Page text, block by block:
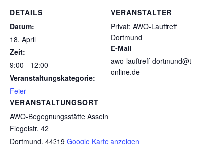
DETAILS
Datum:
18. April
Zeit:
9:00 - 12:00
Veranstaltungskategorie:
Feier
VERANSTALTUNGSORT
AWO-Begegnungsstätte Asseln
Flegelstr. 42
Dortmund, 44319 Google Karte anzeigen
VERANSTALTER
Privat: AWO-Lauftreff
Dortmund
E-Mail
awo-lauftreff-dortmund@t-
online.de